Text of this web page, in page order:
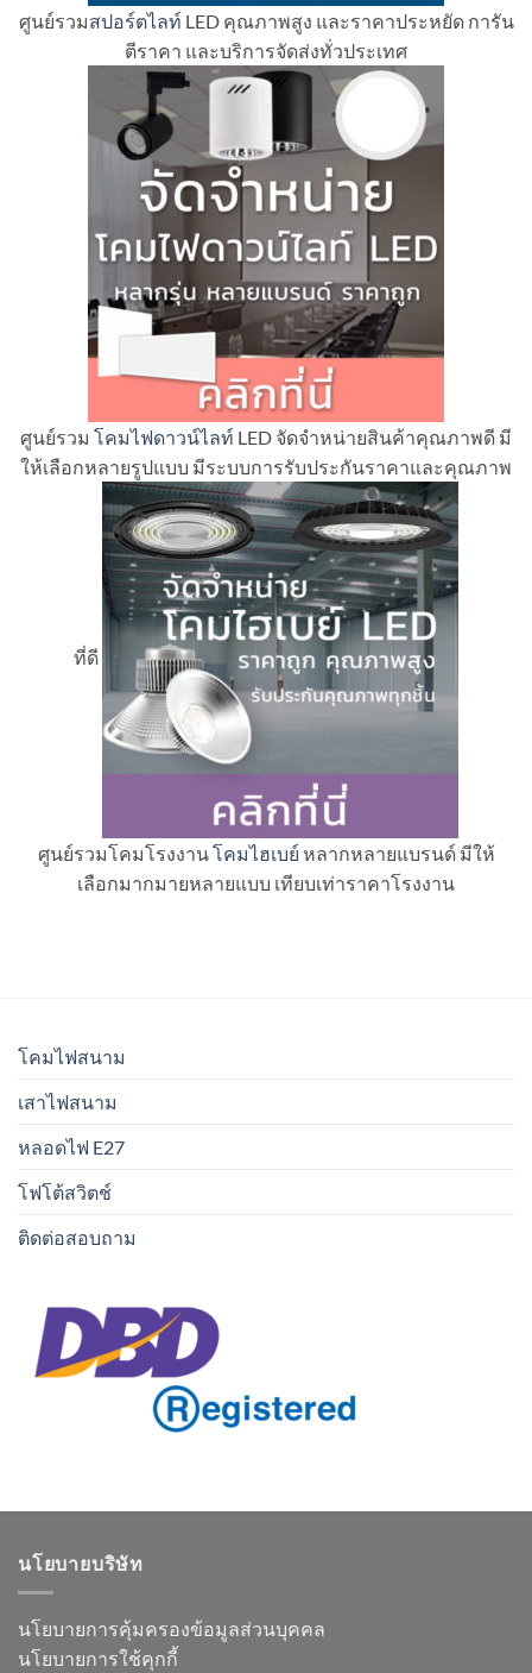
ศูนย์รวมสปอร์ตไลท์ LED คุณภาพสูง และราคาประหยัด การัน
ตีราคา และบริการจัดส่งทั่วประเทศ
ศูนย์รวม โคมไฟดาวน์ไลท์ LED จัดจำหน่ายสินค้าคุณภาพดี มี
ให้เลือกหลายรูปแบบ มีระบบการรับประกันราคาและคุณภาพ
ที่ดี
ศูนย์รวมโคมโรงงานโคมไฮเบย์ หลากหลายแบรนด์ มีให้
เลือกมากมายหลายแบบ เทียบเท่าราคาโรงงาน
โคมไฟสนาม
เสาไฟสนาม
หลอดไฟ E27
โฟโต้สวิตช์
ติดต่อสอบถาม
นโยบายบริษัท
นโยบายการคุ้มครองข้อมูลส่วนบุคคล
นโยบายการใช้คุกกี้